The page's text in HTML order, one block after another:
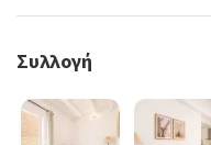
Συλλογή